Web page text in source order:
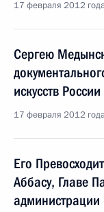
17 февраля 2012
Сергею
искусств России
17 февраля 2012
Его
Аббасу, Главе
администрации